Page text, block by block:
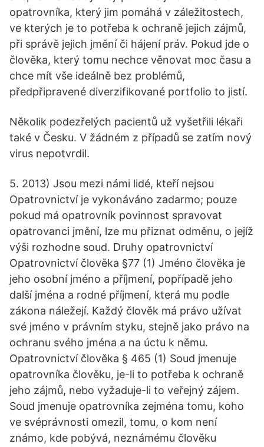
opatrovníka, který jim pomáhá v záležitostech,
ve kterých je to potřeba k ochraně jejich zájmů,
při správě jejich jmění či hájení práv. Pokud jde o
člověka, který tomu nechce věnovat moc času a
chce mít vše ideálně bez problémů,
předpřipravené diverzifikované portfolio to jistí.
Několik podezřelých pacientů už vyšetřili lékaři
také v Česku. V žádném z případů se zatím nový
virus nepotvrdil.
5. 2013) Jsou mezi námi lidé, kteří nejsou
Opatrovnictví je vykonáváno zadarmo; pouze
pokud má opatrovník povinnost spravovat
opatrovanci jmění, lze mu přiznat odměnu, o jejíž
výši rozhodne soud. Druhy opatrovnictví
Opatrovnictví člověka §77 (1) Jméno člověka je
jeho osobní jméno a příjmení, popřípadě jeho
další jména a rodné příjmení, která mu podle
zákona náležejí. Každý člověk má právo užívat
své jméno v právním styku, stejně jako právo na
ochranu svého jména a na úctu k němu.
Opatrovnictví člověka § 465 (1) Soud jmenuje
opatrovníka člověku, je-li to potřeba k ochraně
jeho zájmů, nebo vyžaduje-li to veřejný zájem.
Soud jmenuje opatrovníka zejména tomu, koho
ve svéprávnosti omezil, tomu, o kom není
známo, kde pobývá, neznámému člověku